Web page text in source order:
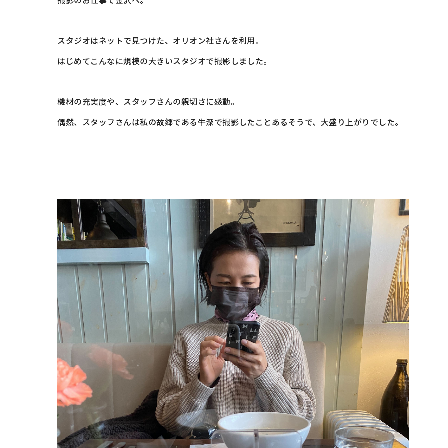
スタジオはネットで見つけた、オリオン社さんを利用。
はじめてこんなに規模の大きいスタジオで撮影しました。
機材の充実度や、スタッフさんの親切さに感動。
偶然、スタッフさんは私の故郷である牛深で撮影したことあるそうで、大盛り上がりでした。